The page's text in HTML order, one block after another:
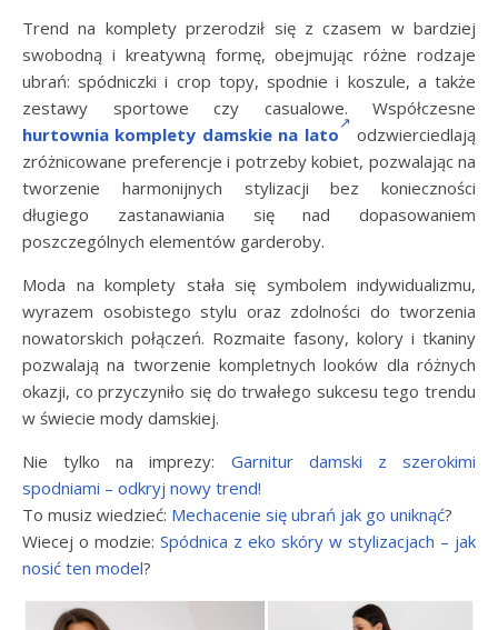
Trend na komplety przerodził się z czasem w bardziej
swobodną i kreatywną formę, obejmując różne rodzaje
ubrań: spódniczki i crop topy, spodnie i koszule, a także
zestawy sportowe czy casualowe. Współczesne
hurtownia komplety damskie na lato
odzwierciedlają
zróżnicowane preferencje i potrzeby kobiet, pozwalając na
tworzenie harmonijnych stylizacji bez konieczności
długiego zastanawiania się nad dopasowaniem
poszczególnych elementów garderoby.
Moda na komplety stała się symbolem indywidualizmu,
wyrazem osobistego stylu oraz zdolności do tworzenia
nowatorskich połączeń. Rozmaite fasony, kolory i tkaniny
pozwalają na tworzenie kompletnych looków dla różnych
okazji, co przyczyniło się do trwałego sukcesu tego trendu
w świecie mody damskiej.
Nie tylko na imprezy: Garnitur damski z szerokimi
spodniami – odkryj nowy trend!
To musiz wiedzieć: Mechacenie się ubrań jak go uniknąć?
Wiecej o modzie: Spódnica z eko skóry w stylizacjach – jak
nosić ten model?